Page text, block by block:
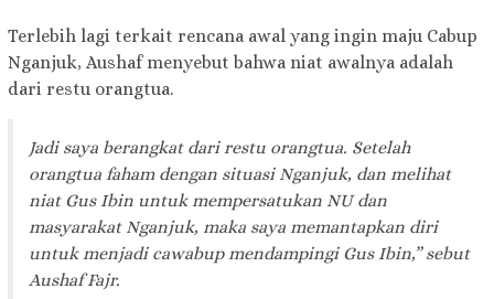
Terlebih lagi terkait rencana awal yang ingin maju Cabup
Nganjuk, Aushaf menyebut bahwa niat awalnya adalah
dari restu orangtua.
Jadi saya berangkat dari restu orangtua. Setelah
orangtua faham dengan situasi Nganjuk, dan melihat
niat Gus Ibin untuk mempersatukan NU dan
masyarakat Nganjuk, maka saya memantapkan diri
untuk menjadi cawabup mendampingi Gus Ibin,” sebut
Aushaf Fajr.